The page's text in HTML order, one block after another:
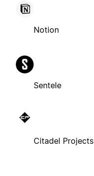
Notion
Sentele
Citadel Projects